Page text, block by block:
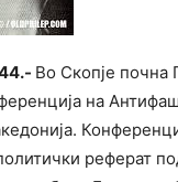
Во Скопје почна
на
реферат